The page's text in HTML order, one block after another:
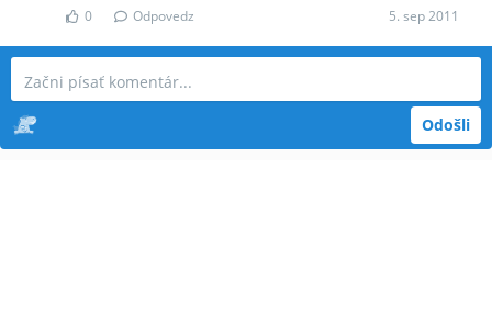
0 Odpovedz 5. sep 2011
Odošli